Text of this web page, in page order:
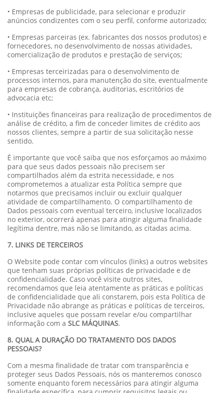
• Empresas de publicidade, para selecionar e produzir
anúncios condizentes com o seu perfil, conforme autorizado;
• Empresas parceiras (ex. fabricantes dos nossos produtos) e
fornecedores, no desenvolvimento de nossas atividades,
comercialização de produtos e prestação de serviços;
• Empresas terceirizadas para o desenvolvimento de
processos internos, para manutenção do site, eventualmente
para empresas de cobrança, auditorias, escritórios de
advocacia etc;
• Instituições financeiras para realização de procedimentos de
análise de crédito, a fim de conceder limites de crédito aos
nossos clientes, sempre a partir de sua solicitação nesse
sentido.
É importante que você saiba que nos esforçamos ao máximo
para que seus dados pessoais não precisem ser
compartilhados além da estrita necessidade, e nos
comprometemos a atualizar esta Política sempre que
notarmos que precisamos incluir ou excluir qualquer
atividade de compartilhamento. O compartilhamento de
Dados pessoais com eventual terceiro, inclusive localizados
no exterior, ocorrerá apenas para atingir alguma finalidade
legítima dentre, mas não se limitando, as citadas acima.
7. LINKS DE TERCEIROS
O Website pode contar com vínculos (links) a outros websites
que tenham suas próprias políticas de privacidade e de
confidencialidade. Caso você visite outros sites,
recomendamos que leia atentamente as práticas e políticas
de confidencialidade que ali constarem, pois esta Política de
Privacidade não abrange as práticas e políticas de terceiros,
inclusive aqueles que possam revelar e/ou compartilhar
informação com a SLC MÁQUINAS.
8. QUAL A DURAÇÃO DO TRATAMENTO DOS DADOS
PESSOAIS?
Com a mesma finalidade de tratar com transparência e
proteger seus Dados Pessoais, nós os manteremos conosco
somente enquanto forem necessários para atingir alguma